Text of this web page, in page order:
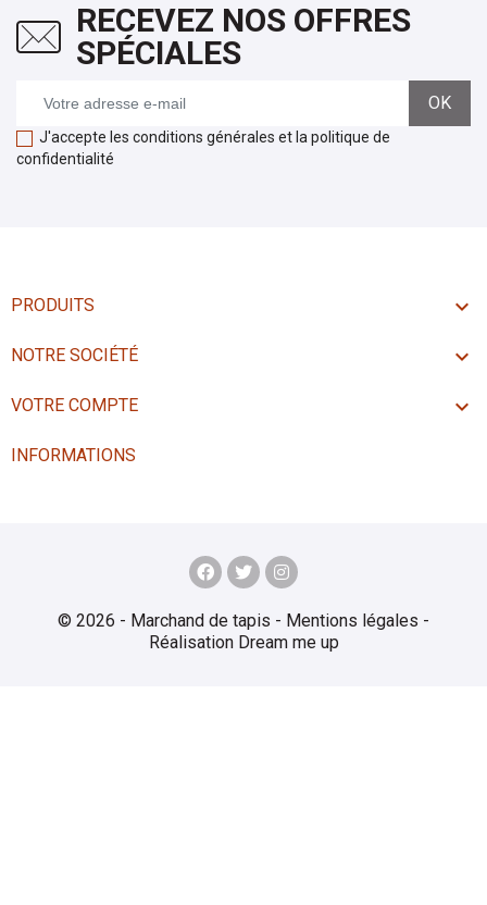
RECEVEZ NOS OFFRES
SPÉCIALES
J'accepte les conditions générales et la politique de
confidentialité
PRODUITS 
NOTRE SOCIÉTÉ 
VOTRE COMPTE 
INFORMATIONS
© 2026 - Marchand de tapis - Mentions légales -
Réalisation Dream me up